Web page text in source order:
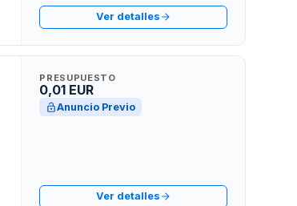
Ver detalles
PRESUPUESTO
0,01 EUR
Anuncio Previo
Ver detalles